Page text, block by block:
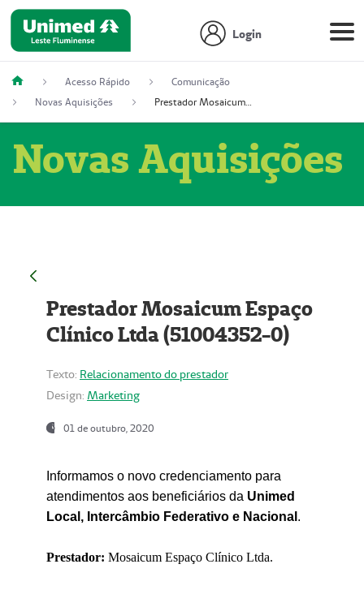
Login
Acesso Rápido
Comunicação
Novas Aquisições
Prestador Mosaicum Espaço Clínico Ltda (51004352-0)
Novas Aquisições
Prestador Mosaicum Espaço
Clínico Ltda (51004352-0)
Texto: Relacionamento do prestador
Design: Marketing
01 de outubro, 2020
Informamos o novo credenciamento para
atendimentos aos beneficiários da Unimed
Local, Intercâmbio Federativo e Nacional .
Prestador: Mosaicum Espaço Clínico Ltda.